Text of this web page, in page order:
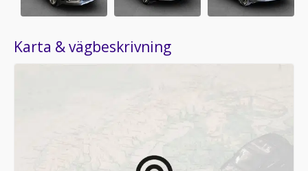
Karta & vägbeskrivning